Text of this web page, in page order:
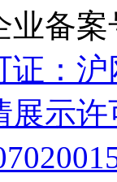
备案
：
展示许